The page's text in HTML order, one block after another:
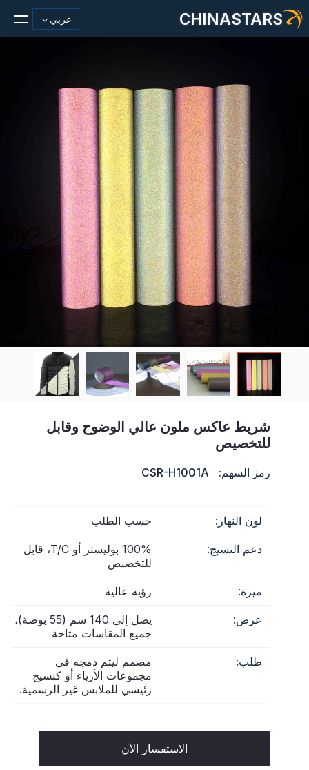
CHINASTARS عربي
مادة عاكسة/شريط
أزياء عاكسة النسيج
ملابس السلامة
يتوهج في المواد المظلمة
غسيل صناعي
حول تشاينا ستارز
منتج جديد
فهرس
شريط عاكس ملون عالي الوضوح وقابل
للتخصيص
رمز السهم: CSR-H1001A
لون النهار: حسب الطلب
دعم النسيج:
100% بوليستر أو T/C، قابل
للتخصيص
ميزة: رؤية عالية
عرض:
يصل إلى 140 سم (55 بوصة)،
جميع المقاسات متاحة
طلب:
مصمم ليتم دمجه في
مجموعات الأزياء أو كنسيج
رئيسي للملابس غير الرسمية.
الاستفسار الآن